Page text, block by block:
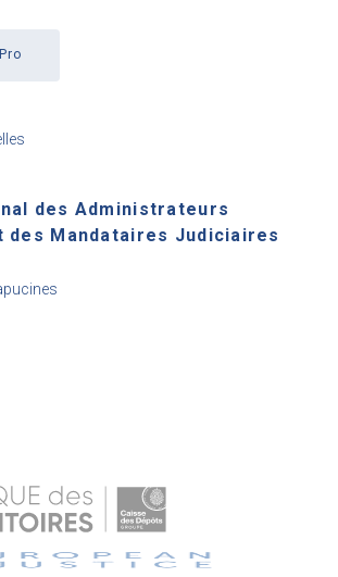
des Administrateurs
des Mandataires Judiciaires